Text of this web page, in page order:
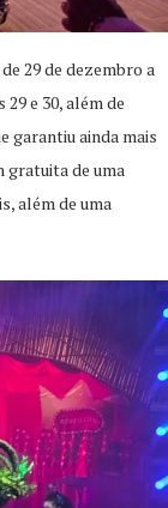
29 de dezembro a
e 30, além de
garantiu ainda mais
gratuita de uma
além de uma